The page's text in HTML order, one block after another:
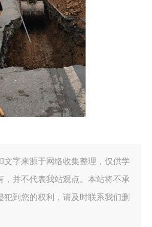
文字来源于网络收集整理，仅供学
，并不代表我站观点。本站将不承
到您的权利，请及时联系我们删